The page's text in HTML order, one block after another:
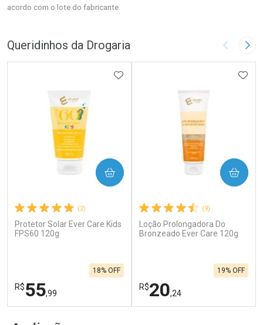
acordo com o lote do fabricante.
Queridinhos da Drogaria Imagem
(2)
Protetor Solar Ever Care Kids
FPS60 120g
R$55,99
18% OFF
ADICIONAR AOS FAVORITOS
COMPRAR
(9)
Loção Prolongadora Do
Bronzeado Ever Care 120g
R$20,24
19% OFF
COMPRAR